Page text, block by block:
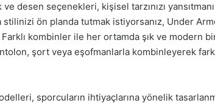
desen seçenekleri, kişisel tarzınızı
ön planda tutmak istiyorsanız, Under
Farklı kombinler ile her ortamda şık ve modern
şort veya eşofmanlarla kombinleyerek
sporcuların ihtiyaçlarına yönelik